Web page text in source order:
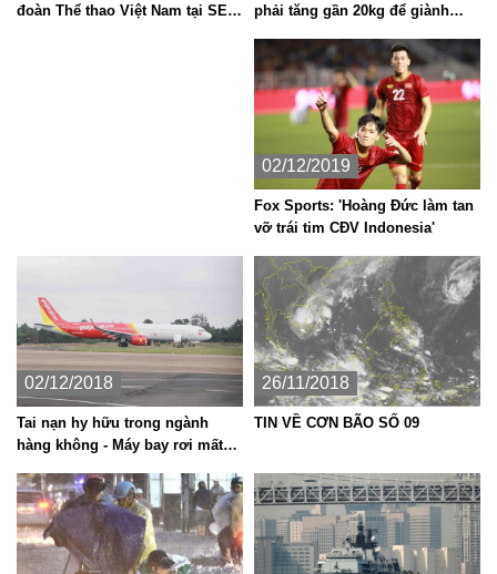
đoàn Thể thao Việt Nam tại SEA
phải tăng gần 20kg để giành
02/12/2019
Fox Sports: 'Hoàng Đức làm tan
vỡ trái tim CĐV Indonesia'
02/12/2018
Tai nạn hy hữu trong ngành
hàng không - Máy bay rơi mất
26/11/2018
TIN VỀ CƠN BÃO SỐ 09